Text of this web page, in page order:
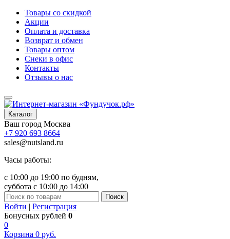
Товары со скидкой
Акции
Оплата и доставка
Возврат и обмен
Товары оптом
Снеки в офис
Контакты
Отзывы о нас
Каталог
Ваш город Москва
+7 920 693 8664
sales@nutsland.ru
Часы работы:
с 10:00 до 19:00 по будням,
суббота с 10:00 до 14:00
Поиск
Войти | Регистрация
Бонусных рублей 0
0
Корзина 0 руб.